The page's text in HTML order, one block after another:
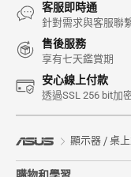
客服即時通
針對需求與客服聯
售後服務
享有七天鑑賞期
安心線上付款
透過SSL 256 bit加
顯示器 / 桌